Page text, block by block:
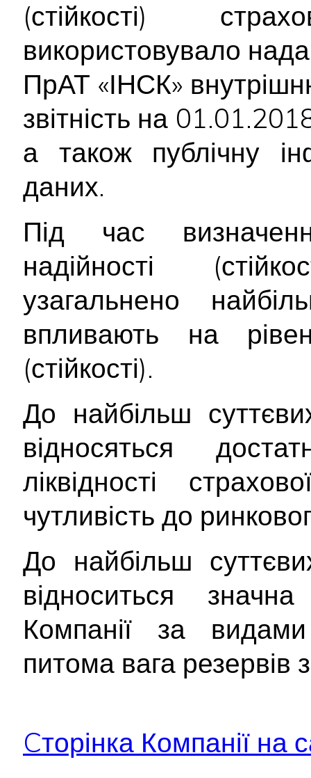
(стійкості)
використовувало
ПрАТ «ІНСК»
звітність на
а також публічну
даних.
Під час
надійності
узагальнено
впливають на
(стійкості).
До найбільш
відносяться
ліквідності
чутливість до
До найбільш
відноситься
Компанії за
питома вага резервів
Cторінка Компанії на